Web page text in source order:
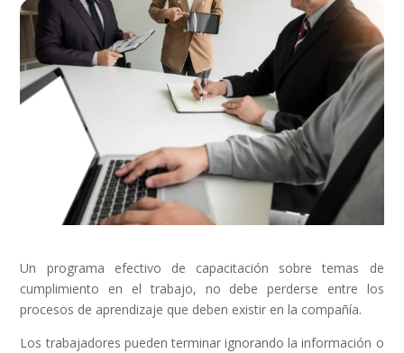
Un programa efectivo de capacitación sobre temas de
cumplimiento en el trabajo, no debe perderse entre los
procesos de aprendizaje que deben existir en la compañía.
Los trabajadores pueden terminar ignorando la información o